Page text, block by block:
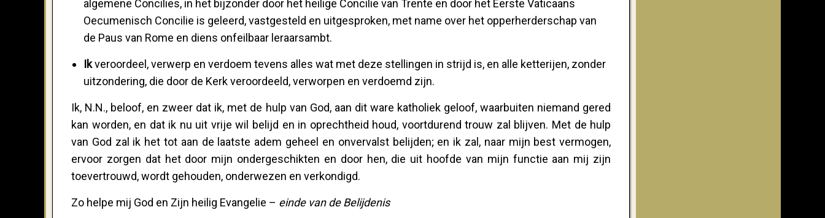
algemene Concilies, in het bijzonder door het heilige Concilie van Trente en door het Eerste Vaticaans
Oecumenisch Concilie is geleerd, vastgesteld en uitgesproken, met name over het opperherderschap van
de Paus van Rome en diens onfeilbaar leraarsambt.
Ikveroordeel, verwerp en verdoem tevens alles wat met deze stellingen in strijd is, en alle ketterijen, zonder
uitzondering, die door de Kerk veroordeeld, verworpen en verdoemd zijn.
Ik, N.N., beloof, en zweer dat ik, met de hulp van God, aan dit ware katholiek geloof, waarbuiten niemand gered
kan worden, en dat ik nu uit vrije wil belijd en in oprechtheid houd, voortdurend trouw zal blijven. Met de hulp
van God zal ik het tot aan de laatste adem geheel en onvervalst belijden; en ik zal, naar mijn best vermogen,
ervoor zorgen dat het door mijn ondergeschikten en door hen, die uit hoofde van mijn functie aan mij zijn
toevertrouwd, wordt gehouden, onderwezen en verkondigd.
Zo helpe mij God en Zijn heilig Evangelie – einde van de Belijdenis